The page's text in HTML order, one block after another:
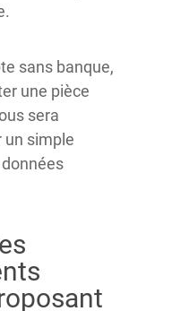
sans banque,
une pièce
sera
un simple